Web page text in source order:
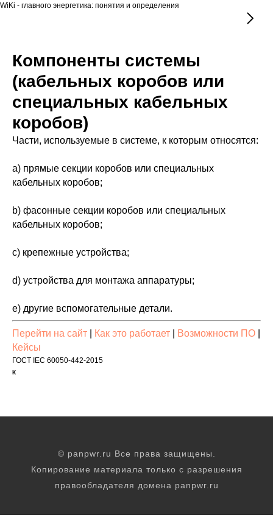
WiKi - главного энергетика: понятия и определения
Компоненты системы
(кабельных коробов или
специальных кабельных
коробов)
Части, используемые в системе, к которым относятся:
a) прямые секции коробов или специальных
кабельных коробов;
b) фасонные секции коробов или специальных
кабельных коробов;
c) крепежные устройства;
d) устройства для монтажа аппаратуры;
e) другие вспомогательные детали.
Перейти на сайт Как это работает Возможности ПО
Кейсы
ГОСТ IEC 60050-442-2015
К
© panpwr.ru Все права защищены.
Копирование материала только с разрешения
правообладателя домена panpwr.ru